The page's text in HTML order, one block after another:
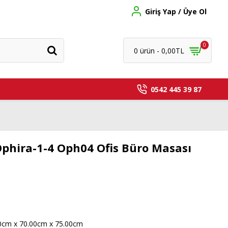
Giriş Yap / Üye Ol
0 ürün - 0,00TL
0
0542 445 39 87
1-4 Oph04 Ofis Büro Masası
x 70.00cm x 75.00cm